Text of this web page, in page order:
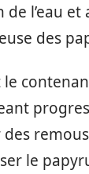
l’eau et
des
le